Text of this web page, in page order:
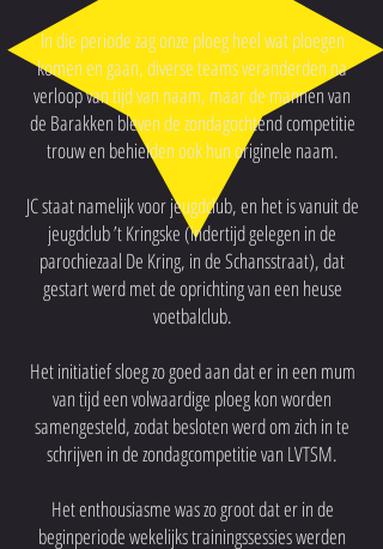
In die periode zag onze ploeg heel wat ploegen
komen en gaan, diverse teams veranderden na
verloop van tijd van naam, maar de mannen van
de Barakken bleven de zondagochtend competitie
trouw en behielden ook hun originele naam.
JC staat namelijk voor jeugdclub, en het is vanuit de
jeugdclub ’t Kringske (indertijd gelegen in de
parochiezaal De Kring, in de Schansstraat), dat
gestart werd met de oprichting van een heuse
voetbalclub.
Het initiatief sloeg zo goed aan dat er in een mum
van tijd een volwaardige ploeg kon worden
samengesteld, zodat besloten werd om zich in te
schrijven in de zondagcompetitie van LVTSM.
Het enthousiasme was zo groot dat er in de
beginperiode wekelijks trainingssessies werden